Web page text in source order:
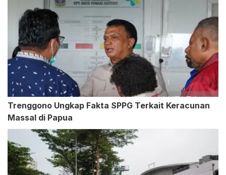
Trenggono Ungkap Fakta SPPG Terkait Keracunan
Massal di Papua